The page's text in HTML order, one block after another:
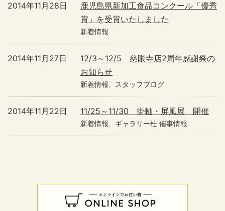
鹿児島県新加工食品コンクール「優秀
賞」を受賞いたしました
2014年11月28日
新着情報
12/3～12/5 慈眼寺店2周年感謝祭の
お知らせ
2014年11月27日
新着情報 スタッフブログ
11/25～11/30 掛軸・屏風展 開催
2014年11月22日
新着情報 ギャラリー杜 催事情報